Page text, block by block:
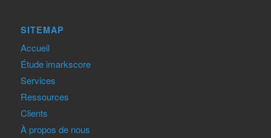
SITEMAP
Accueil
Étude imarkscore
Services
Ressources
Clients
À propos de nous